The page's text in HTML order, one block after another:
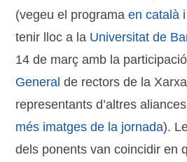
(vegeu el programaen català
tenir lloc a la Universitat de
14 de març amb la
General de rectors de la
representants d’altres
més imatges de la jornada).
dels ponents van coincidir en